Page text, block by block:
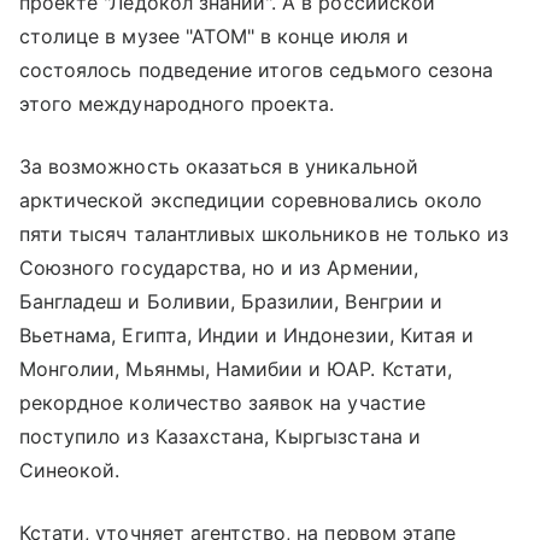
столице в музее "АТОМ" в конце июля и
состоялось подведение итогов седьмого сезона
этого международного проекта.
За возможность оказаться в уникальной
арктической экспедиции соревновались около
пяти тысяч талантливых школьников не только из
Союзного государства, но и из Армении,
Бангладеш и Боливии, Бразилии, Венгрии и
Вьетнама, Египта, Индии и Индонезии, Китая и
Монголии, Мьянмы, Намибии и ЮАР. Кстати,
рекордное количество заявок на участие
поступило из Казахстана, Кыргызстана и
Синеокой.
Кстати, уточняет агентство, на первом этапе